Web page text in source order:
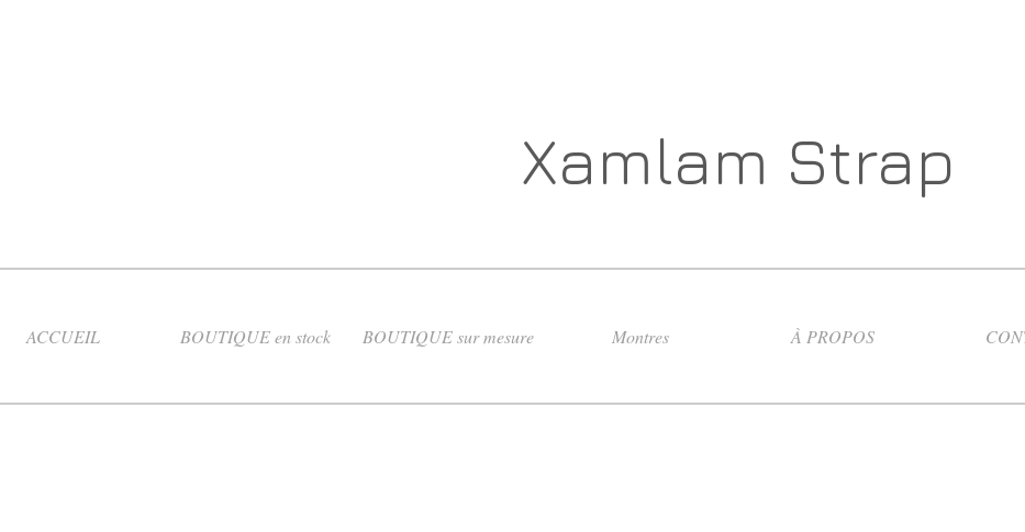
Xamlam Strap
ACCUEIL BOUTIQUE en stock BOUTIQUE sur mesure Montres À PROPOS